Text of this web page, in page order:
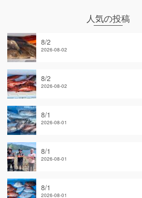
人気の投稿
8/2
2026-08-02
8/2
2026-08-02
8/1
2026-08-01
8/1
2026-08-01
8/1
2026-08-01